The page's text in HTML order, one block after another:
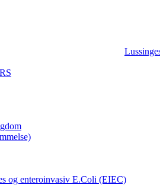
og enteroinvasiv E.Coli (EIEC)